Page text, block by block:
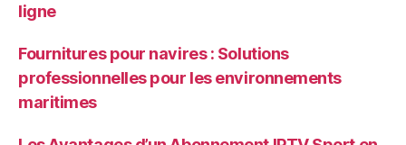
ligne
Fournitures pour navires : Solutions
professionnelles pour les environnements
maritimes